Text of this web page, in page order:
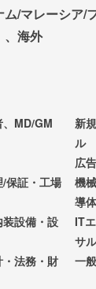
/マレーシア/
、海外
MD/GM
新
ル
広
保証・工場
機
導
設備・設
IT
サ
・法務・財
一